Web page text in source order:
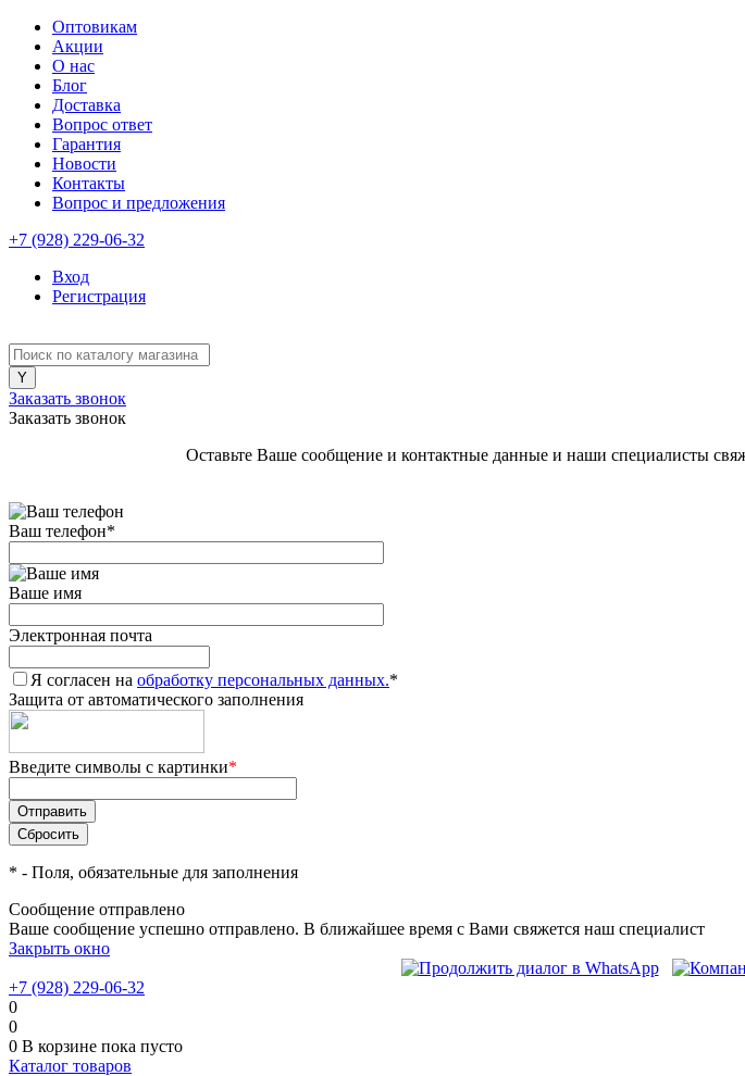
Оптовикам
Акции
О нас
Блог
Доставка
Вопрос ответ
Гарантия
Новости
Контакты
Вопрос и предложения
+7 (928) 229-06-32
Вход
Регистрация
Заказать звонок
Заказать звонок
Оставьте Ваше сообщение и контактные данные и наши специалисты
Ваш телефон*
Ваше имя
Электронная почта
Я согласен на обработку персональных данных.*
Защита от автоматического заполнения
Введите символы с картинки*
* - Поля, обязательные для заполнения
Сообщение отправлено
Ваше сообщение успешно отправлено. В ближайшее время с Вами свяжется наш специалист
Закрыть окно
+7 (928) 229-06-32
0
0
0 В корзине пока пусто
Каталог товаров